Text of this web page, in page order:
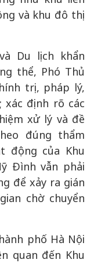
và khu đô thị
Du lịch khẩn
thể, Phó Thủ
trị, pháp lý,
xác định rõ các
xử lý và đề
đúng thẩm
động của Khu
Đình vẫn phải
để xảy ra gián
chờ chuyển
phố Hà Nội
quan đến Khu